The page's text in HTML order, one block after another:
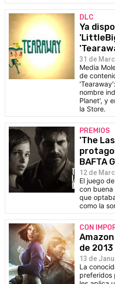
DLC
Ya
31 de
Media
de
nombre
Planet', y
la Store.
PREMIOS
'The
BAFTA
12 de
El juego
con buena
que
como la
CON
de 2013
13 de
La
preferidos